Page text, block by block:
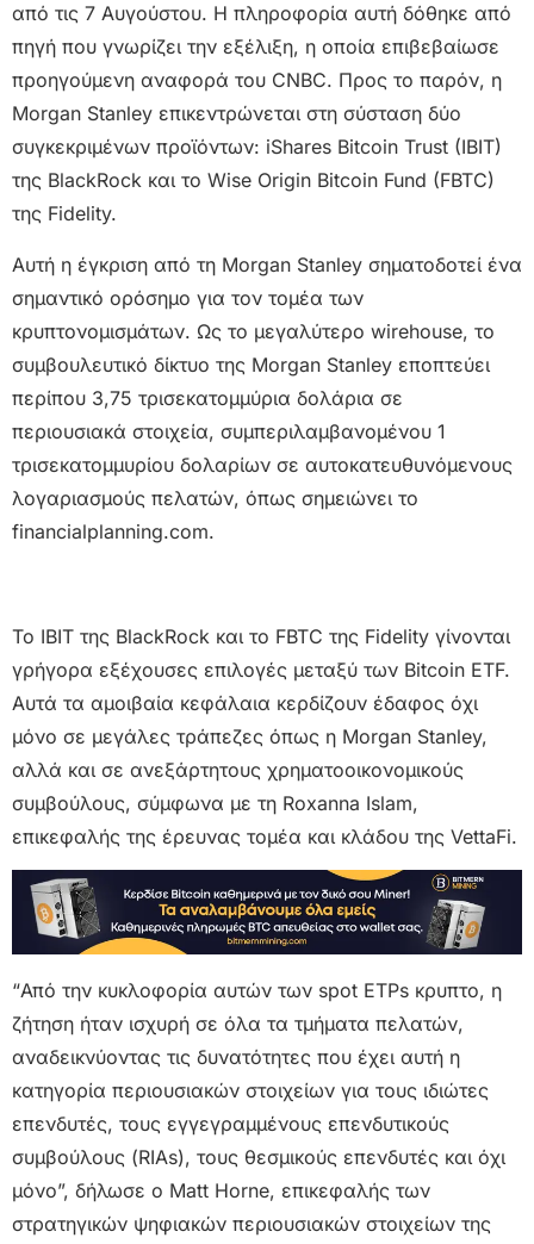
από τις 7 Αυγούστου. Η πληροφορία αυτή δόθηκε από
πηγή που γνωρίζει την εξέλιξη, η οποία επιβεβαίωσε
προηγούμενη αναφορά του CNBC. Προς το παρόν, η
Morgan Stanley επικεντρώνεται στη σύσταση δύο
συγκεκριμένων προϊόντων: iShares Bitcoin Trust (IBIT)
της BlackRock και το Wise Origin Bitcoin Fund (FBTC)
της Fidelity.
Αυτή η έγκριση από τη Morgan Stanley σηματοδοτεί ένα
σημαντικό ορόσημο για τον τομέα των
κρυπτονομισμάτων. Ως το μεγαλύτερο wirehouse, το
συμβουλευτικό δίκτυο της Morgan Stanley εποπτεύει
περίπου 3,75 τρισεκατομμύρια δολάρια σε
περιουσιακά στοιχεία, συμπεριλαμβανομένου 1
τρισεκατομμυρίου δολαρίων σε αυτοκατευθυνόμενους
λογαριασμούς πελατών, όπως σημειώνει το
financialplanning.com.
Το IBIT της BlackRock και το FBTC της Fidelity γίνονται
γρήγορα εξέχουσες επιλογές μεταξύ των Bitcoin ETF.
Αυτά τα αμοιβαία κεφάλαια κερδίζουν έδαφος όχι
μόνο σε μεγάλες τράπεζες όπως η Morgan Stanley,
αλλά και σε ανεξάρτητους χρηματοοικονομικούς
συμβούλους, σύμφωνα με τη Roxanna Islam,
επικεφαλής της έρευνας τομέα και κλάδου της VettaFi.
“Από την κυκλοφορία αυτών των spot ETPs κρυπτο, η
ζήτηση ήταν ισχυρή σε όλα τα τμήματα πελατών,
αναδεικνύοντας τις δυνατότητες που έχει αυτή η
κατηγορία περιουσιακών στοιχείων για τους ιδιώτες
επενδυτές, τους εγγεγραμμένους επενδυτικούς
συμβούλους (RIAs), τους θεσμικούς επενδυτές και όχι
μόνο”, δήλωσε ο Matt Horne, επικεφαλής των
στρατηγικών ψηφιακών περιουσιακών στοιχείων της